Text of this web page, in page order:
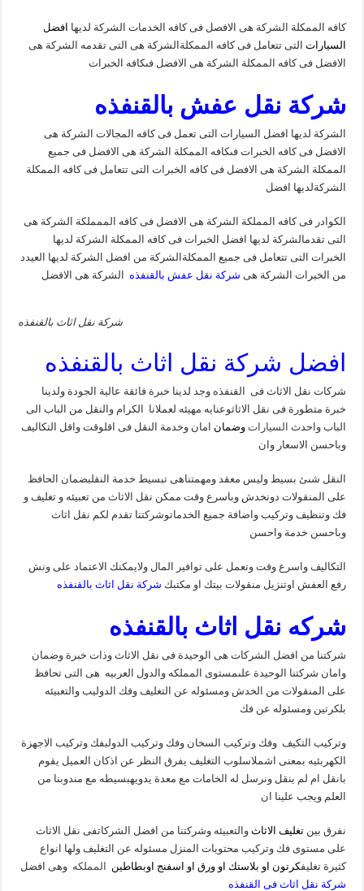
كافه الممكلة الشركة هى الافصل فى كافه الخدمات الشركة لديها
افضل
السيارات
التى تتعامل فى كافه الممكلةالشركة هى التى تقدمه الشركة هى
الافضل فى كافه الممكلة الشركة هى الافضل فىكافه الخبرات
شركة نقل عفش بالقنفذه
الشركة لديها افضل السيارات التى تعمل فى كافه المجالات الشركة هى
الافضل فى كافه الخبرات فىكافه الممكلة الشركة هى الافضل فى جميع
الممكلة الشركة هى الافضل فى كافه الخبرات التى تتعامل فى كافه الممكلة
الشركةلديها افضل
الكوادر فى كافه المملكة الشركة هى الافضل فى كافه الممملكة الشركة هى
التى تقدمالشركة لديها افضل الخبرات فى كافه الممكلة الشركة لديها
الخبرات التى تتعامل فى جميع الممكلةالشركة من افضل الشركة لديها العيدد
من الخبرات الشركة هى شركة نقل عفش بالقنفذه الشركة هى الافضل
شركة نقل اثاث بالقنفذه
افضل شركة نقل اثاث بالقنفذه
شركات نقل الاثاث فى القنفذه وجد لدينا خبرة فائقة عالية الجودة ولدينا
خبرة متطورة فى نقل الاثاثوعنايه مهيئه لعملانا الكرام والنقل من الباب الى
الباب واحدث
السيارات وضمان
امان وخدمة النقل فى اقلوقت واقل التكاليف
وباحسن الاسعار وان
النقل شىئ بسيط وليس معقد ومهمتناهى تبسيط خدمة النقلبضمان الحافظ
على المنقولات دونخدش وباسرع وقت ممكن نقل الاثاث من تعبيئه و تغليف و
فك وتنظيف وتركيب واضافة جميع الخدماتوشركتنا تقدم لكم نقل اثاث
وباحسن خدمة واحسن
التكاليف واسرع وقت وتعمل على توافير المال ولايمكنك الاعتماد على ونش
رفع العفش اوتنزيل منقولات بيتك او مكتبك شركة نقل اثاث بالقنفذه
شركه نقل اثاث بالقنفذه
شركتنا من افضل الشركات هى الوحيدة فى نقل الاثاث وذات خبرة وضمان
وامان شركتنا الوحيدة علىمستوى المملكه والدول العربيه هى التى تحافظ
على المنقولات من الخدش ومسئوله عن التغليف وفك الدوليب والتعبيئه
بلكرتين ومسئوله عن فك
وتركيب التكيف وفك وتركيب السخان وفك وتركيب الدولبفك وتركيب الاجهزة
الكهربئيه بمعنى اشملاسلوب التغليف يفرق النظر عن اذكان العميل يقوم
بانقل ام لم ينقل ونرسل له الخامات مع معدة يدويهبسيطه مع مندوبنا من
العلم ويجب علينا ان
نفرق بينتغليف الاثاثوالتعبيئه وشركتنا من افضل الشركاتفى نقل الاثاث
على مستوى فك وتركيب محتويات المنزل مسئوله عن التغليف ولها انواع
كثيرة تغليفكرتون او بلاستك او ورق او اسفنج اوبطاطين المملكه وهى افضل
شركة نقل اثاث فى القنفذه